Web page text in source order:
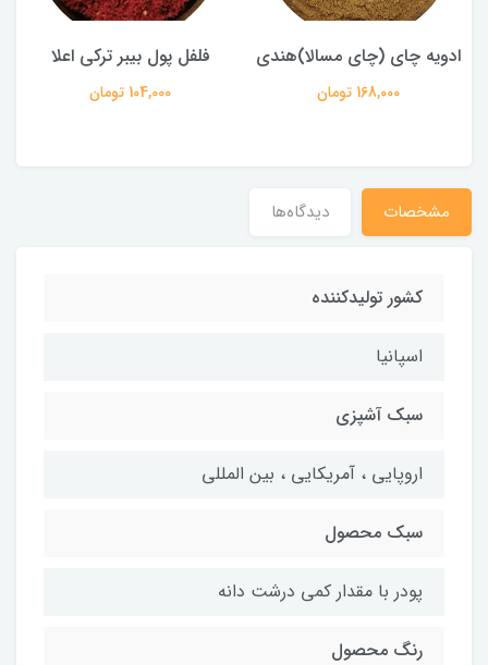
ادویه چای (چای مسالا)هندی
168,000 تومان
فلفل پول بیبر ترکی اعلا
104,000 تومان
مشخصات دیدگاه‌ها
کشور تولیدکننده
اسپانیا
سبک آشپزی
اروپایی ، آمریکایی ، بین المللی
سبک محصول
پودر با مقدار کمی درشت دانه
رنگ محصول